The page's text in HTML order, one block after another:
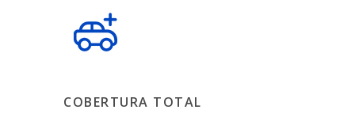
COBERTURA TOTAL